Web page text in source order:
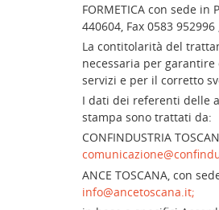
FORMETICA con sede in
440604, Fax 0583
La contitolarità del
necessaria per
servizi e per il corretto
I dati dei referenti delle
stampa sono trattati da:
CONFINDUSTRIA
ANCE TOSCANA, con
info@ancetoscana.it;